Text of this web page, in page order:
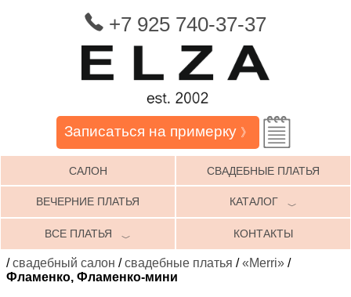
+7 925 740-37-37
Записаться на примерку 》
САЛОН СВАДЕБНЫЕ ПЛАТЬЯ
ВЕЧЕРНИЕ ПЛАТЬЯ КАТАЛОГ ﹀
ВСЕ ПЛАТЬЯ ﹀ КОНТАКТЫ
/свадебный салон /свадебные платья /«Merri» /
Фламенко, Фламенко-мини